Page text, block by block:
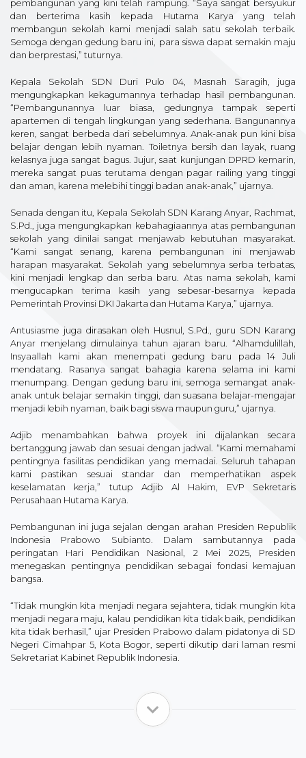
pembangunan yang kini telah rampung. “Saya sangat bersyukur
dan berterima kasih kepada Hutama Karya yang telah
membangun sekolah kami menjadi salah satu sekolah terbaik.
Semoga dengan gedung baru ini, para siswa dapat semakin maju
dan berprestasi,” tuturnya.
Kepala Sekolah SDN Duri Pulo 04, Masnah Saragih, juga
mengungkapkan kekagumannya terhadap hasil pembangunan.
“Pembangunannya luar biasa, gedungnya tampak seperti
apartemen di tengah lingkungan yang sederhana. Bangunannya
keren, sangat berbeda dari sebelumnya. Anak-anak pun kini bisa
belajar dengan lebih nyaman. Toiletnya bersih dan layak, ruang
kelasnya juga sangat bagus. Jujur, saat kunjungan DPRD kemarin,
mereka sangat puas terutama dengan pagar railing yang tinggi
dan aman, karena melebihi tinggi badan anak-anak,” ujarnya.
Senada dengan itu, Kepala Sekolah SDN Karang Anyar, Rachmat,
S.Pd., juga mengungkapkan kebahagiaannya atas pembangunan
sekolah yang dinilai sangat menjawab kebutuhan masyarakat.
“Kami sangat senang, karena pembangunan ini menjawab
harapan masyarakat. Sekolah yang sebelumnya serba terbatas,
kini menjadi lengkap dan serba baru. Atas nama sekolah, kami
mengucapkan terima kasih yang sebesar-besarnya kepada
Pemerintah Provinsi DKI Jakarta dan Hutama Karya,” ujarnya.
Antusiasme juga dirasakan oleh Husnul, S.Pd., guru SDN Karang
Anyar menjelang dimulainya tahun ajaran baru. “Alhamdulillah,
Insyaallah kami akan menempati gedung baru pada 14 Juli
mendatang. Rasanya sangat bahagia karena selama ini kami
menumpang. Dengan gedung baru ini, semoga semangat anak-
anak untuk belajar semakin tinggi, dan suasana belajar-mengajar
menjadi lebih nyaman, baik bagi siswa maupun guru,” ujarnya.
Adjib menambahkan bahwa proyek ini dijalankan secara
bertanggung jawab dan sesuai dengan jadwal. “Kami memahami
pentingnya fasilitas pendidikan yang memadai. Seluruh tahapan
kami pastikan sesuai standar dan memperhatikan aspek
keselamatan kerja,” tutup Adjib Al Hakim, EVP Sekretaris
Perusahaan Hutama Karya.
Pembangunan ini juga sejalan dengan arahan Presiden Republik
Indonesia Prabowo Subianto. Dalam sambutannya pada
peringatan Hari Pendidikan Nasional, 2 Mei 2025, Presiden
menegaskan pentingnya pendidikan sebagai fondasi kemajuan
bangsa.
“Tidak mungkin kita menjadi negara sejahtera, tidak mungkin kita
menjadi negara maju, kalau pendidikan kita tidak baik, pendidikan
kita tidak berhasil,” ujar Presiden Prabowo dalam pidatonya di SD
Negeri Cimahpar 5, Kota Bogor, seperti dikutip dari laman resmi
Sekretariat Kabinet Republik Indonesia.